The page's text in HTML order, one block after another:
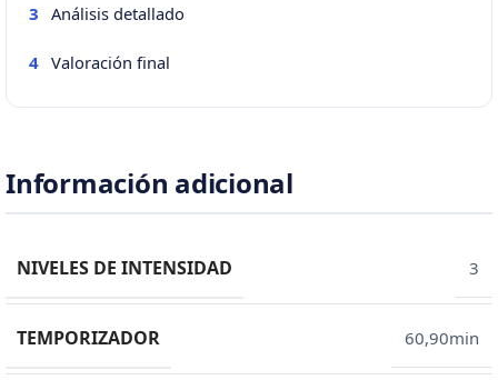
3 Análisis detallado
4 Valoración final
Información adicional
NIVELES DE INTENSIDAD 3
TEMPORIZADOR 60,90min